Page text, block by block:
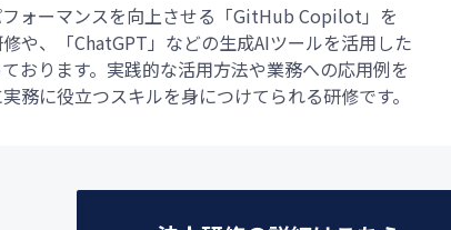
ォーマンスを向上させる「GitHub Copilot」を
や、「ChatGPT」などの生成AIツールを活用した
おります。実践的な活用方法や業務への応用例を
務に役立つスキルを身につけてられる研修です。